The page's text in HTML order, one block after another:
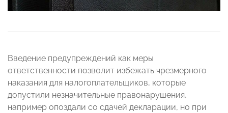
Введение предупреждений как меры
ответственности позволит избежать чрезмерного
наказания для налогоплательщиков, которые
допустили незначительные правонарушения,
например опоздали со сдачей декларации, но при